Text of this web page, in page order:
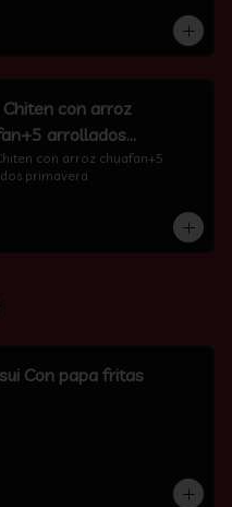
con arroz
arrollados
con arroz chuafan+5
primavera
Con papa fritas